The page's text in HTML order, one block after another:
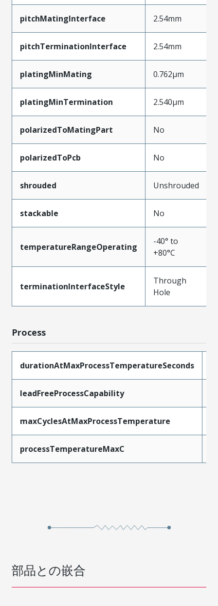
pitchMatingInterface 2.54mm
pitchTerminationInterface 2.54mm
platingMinMating 0.762µm
platingMinTermination 2.540µm
polarizedToMatingPart No
polarizedToPcb No
shrouded Unshrouded
stackable No
temperatureRangeOperating
-40° to
+80°C
terminationInterfaceStyle
Through
Hole
Process
durationAtMaxProcessTemperatureSeconds
leadFreeProcessCapability
maxCyclesAtMaxProcessTemperature
processTemperatureMaxC
部品との嵌合